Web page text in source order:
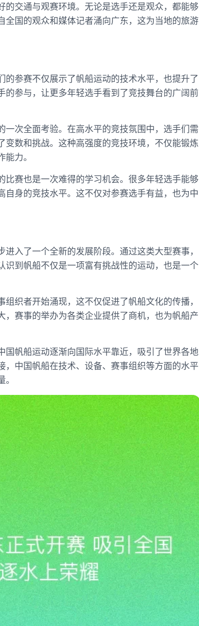
交通与观赛环境。无论是选手还是观众，都能够
国的观众和媒体记者涌向广东，这为当地的旅游
参赛不仅展示了帆船运动的技术水平，也提升了
参与，让更多年轻选手看到了竞技舞台的广阔前
次全面考验。在高水平的竞技氛围中，选手们需
数和挑战。这种高强度的竞技环境，不仅能锻炼
力。
赛也是一次难得的学习机会。很多年轻选手能够
身的竞技水平。这不仅对参赛选手有益，也为中
入了一个全新的发展阶段。通过这类大型赛事，
到帆船不仅是一项富有挑战性的运动，也是一个
织者开始涌现，这不仅促进了帆船文化的传播，
赛事的举办为各类企业提供了商机，也为帆船产
帆船运动逐渐向国际水平靠近，吸引了世界各地
中国帆船在技术、设备、赛事组织等方面的水平